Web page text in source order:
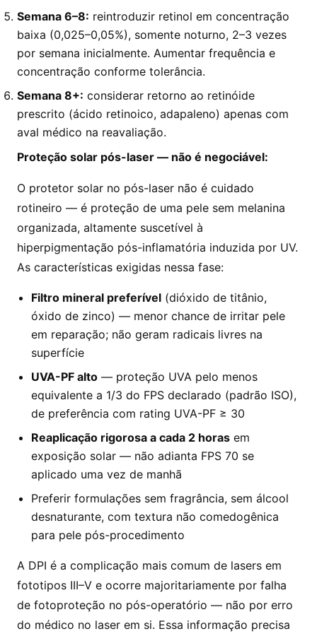
Semana 6–8: reintroduzir retinol em concentração
baixa (0,025–0,05%), somente noturno, 2–3 vezes
por semana inicialmente. Aumentar frequência e
concentração conforme tolerância.
Semana 8+: considerar retorno ao retinóide
prescrito (ácido retinoico, adapaleno) apenas com
aval médico na reavaliação.
Proteção solar pós-laser — não é negociável:
O protetor solar no pós-laser não é cuidado
rotineiro — é proteção de uma pele sem melanina
organizada, altamente suscetível à
hiperpigmentação pós-inflamatória induzida por UV.
As características exigidas nessa fase:
Filtro mineral preferível (dióxido de titânio,
óxido de zinco) — menor chance de irritar pele
em reparação; não geram radicais livres na
superfície
UVA-PF alto — proteção UVA pelo menos
equivalente a 1/3 do FPS declarado (padrão ISO),
de preferência com rating UVA-PF ≥ 30
Reaplicação rigorosa a cada 2 horas em
exposição solar — não adianta FPS 70 se
aplicado uma vez de manhã
Preferir formulações sem fragrância, sem álcool
desnaturante, com textura não comedogênica
para pele pós-procedimento
A DPI é a complicação mais comum de lasers em
fototipos III–V e ocorre majoritariamente por falha
de fotoproteção no pós-operatório — não por erro
do médico no laser em si. Essa informação precisa